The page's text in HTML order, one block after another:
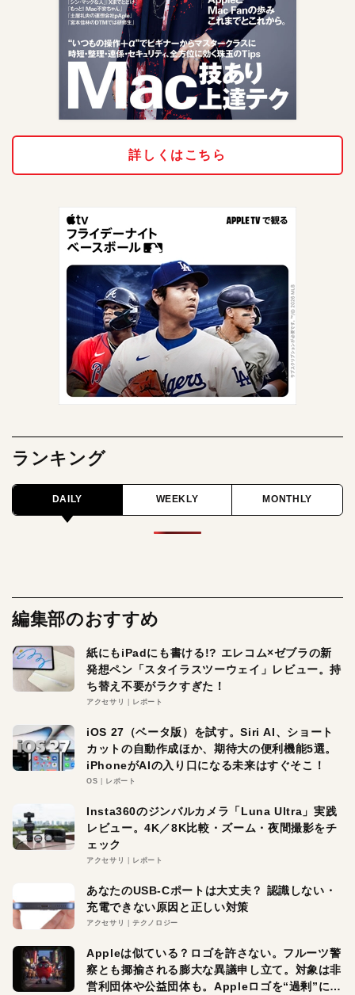
詳しくはこちら
ランキング
DAILY WEEKLY MONTHLY
編集部のおすすめ
紙にもiPadにも書ける!? エレコム×ゼブラの新
発想ペン「スタイラスツーウェイ」レビュー。持
ち替え不要がラクすぎた！
アクセサリ レポート
iOS 27（ベータ版）を試す。Siri AI、ショート
カットの自動作成ほか、期待大の便利機能5選。
iPhoneがAIの入り口になる未来はすぐそこ！
OS レポート
Insta360のジンバルカメラ「Luna Ultra」実践
レビュー。4K／8K比較・ズーム・夜間撮影をチ
ェック
アクセサリ レポート
あなたのUSB-Cポートは大丈夫？ 認識しない・
充電できない原因と正しい対策
アクセサリ テクノロジー
Appleは似ている？ロゴを許さない。フルーツ警
察とも揶揄される膨大な異議申し立て。対象は非
営利団体や公益団体も。Appleロゴを“過剰”に守